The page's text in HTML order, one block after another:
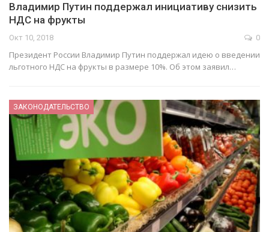
Владимир Путин поддержал инициативу снизить
НДС на фрукты
Окт 10, 2018 0
Президент России Владимир Путин поддержал идею о введении
льготного НДС на фрукты в размере 10%. Об этом заявил…
ЗАКОНОДАТЕЛЬСТВО